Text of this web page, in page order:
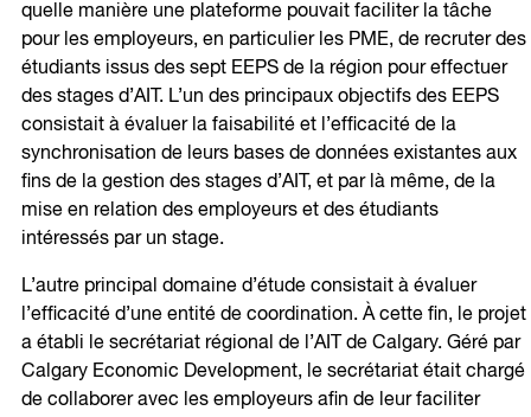
quelle manière une plateforme pouvait faciliter la tâche
pour les employeurs, en particulier les PME, de recruter des
étudiants issus des sept EEPS de la région pour effectuer
des stages d’AIT. L’un des principaux objectifs des EEPS
consistait à évaluer la faisabilité et l’efficacité de la
synchronisation de leurs bases de données existantes aux
fins de la gestion des stages d’AIT, et par là même, de la
mise en relation des employeurs et des étudiants
intéressés par un stage.
L’autre principal domaine d’étude consistait à évaluer
l’efficacité d’une entité de coordination. À cette fin, le projet
a établi le secrétariat régional de l’AIT de Calgary. Géré par
Calgary Economic Development, le secrétariat était chargé
de collaborer avec les employeurs afin de leur faciliter